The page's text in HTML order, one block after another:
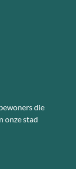
die
onze stad